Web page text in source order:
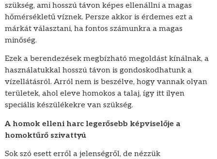
szükség, ami hosszú távon képes ellenállni a magas
hőmérsékletű víznek. Persze akkor is érdemes ezt a
márkát választani, ha fontos számunkra a magas
minőség.
Ezek a berendezések megbízható megoldást kínálnak, a
használatukkal hosszú távon is gondoskodhatunk a
vízellátásról. Arról nem is beszélve, hogy vannak olyan
területek, ahol eleve homokos a talaj, így itt ilyen
speciális készülékekre van szükség.
A homok elleni harc legerősebb képviselője a
homoktűrő szivattyú
Sok szó esett erről a jelenségről, de nézzük